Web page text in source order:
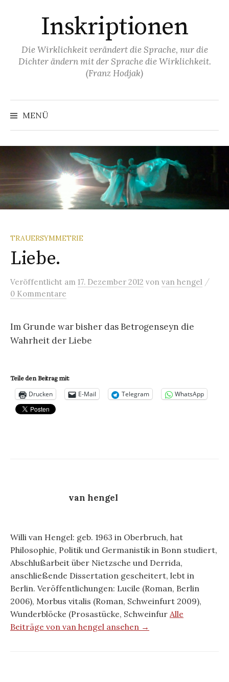
Inskriptionen
Die Wirklichkeit verändert die Sprache, nur die
Dichter ändern mit der Sprache die Wirklichkeit.
(Franz Hodjak)
MENÜ
TRAUERSYMMETRIE
Liebe.
Veröffentlicht am 17. Dezember 2012 von van hengel /
0 Kommentare
Im Grunde war bisher das Betrogenseyn die
Wahrheit der Liebe
Teile den Beitrag mit:
Drucken E-Mail Telegram WhatsApp
van hengel
Willi van Hengel: geb. 1963 in Oberbruch, hat
Philosophie, Politik und Germanistik in Bonn studiert,
Abschlußarbeit über Nietzsche und Derrida,
anschließende Dissertation gescheitert, lebt in
Berlin. Veröffentlichungen: Lucile (Roman, Berlin
2006), Morbus vitalis (Roman, Schweinfurt 2009),
Wunderblöcke (Prosastücke, Schweinfur Alle
Beiträge von van hengel ansehen →